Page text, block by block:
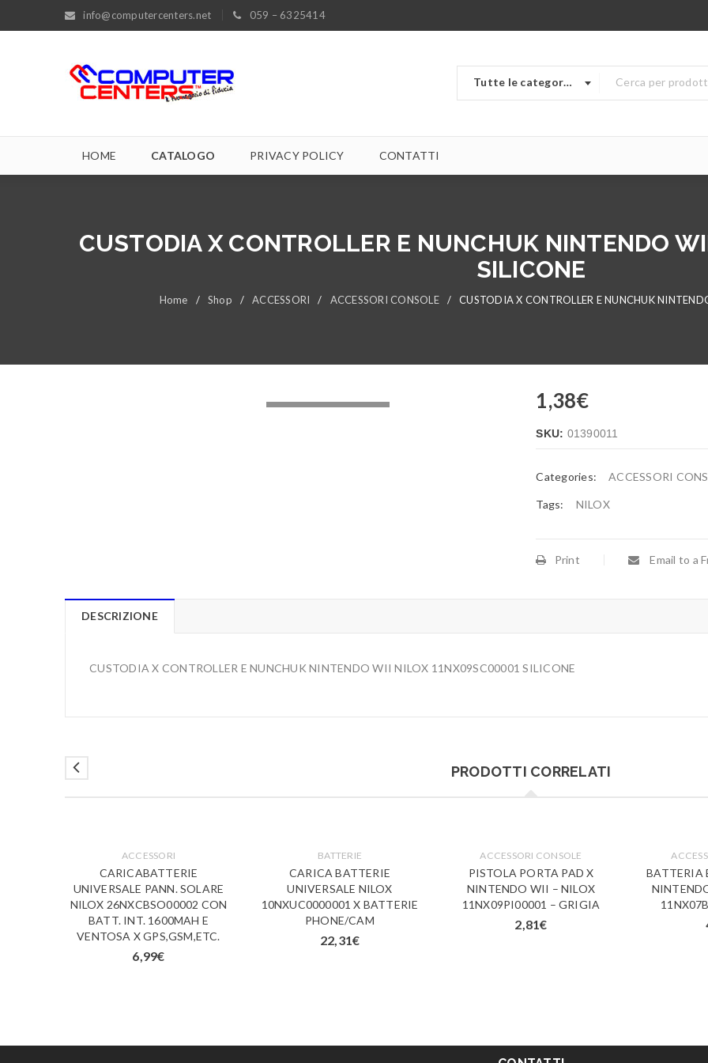
info@computercenters.net 059 – 6325414
Tutte le categorie
HOME CATALOGO PRIVACY POLICY CONTATTI
CUSTODIA X CONTROLLER E NUNCHUK NINTENDO
SILICONE
Home / Shop / ACCESSORI / ACCESSORI CONSOLE / CUSTODIA X CONTROLLER E NUNCHUK
1,38€
SKU: 01390011
Categories: ACCESSORI
Tags: NILOX
Print Email to a
DESCRIZIONE
CUSTODIA X CONTROLLER E NUNCHUK NINTENDO WII NILOX 11NX09SC00001 SILICONE
PRODOTTI CORRELATI
ACCESSORI
CARICABATTERIE
UNIVERSALE PANN. SOLARE
NILOX 26NXCBSO00002 CON
BATT. INT. 1600MAH E
VENTOSA X GPS,GSM,ETC.
6,99€
BATTERIE
CARICA BATTERIE
UNIVERSALE NILOX
10NXUC0000001 X BATTERIE
PHONE/CAM
22,31€
ACCESSORI CONSOLE
PISTOLA PORTA PAD X
NINTENDO WII – NILOX
11NX09PI00001 – GRIGIA
2,81€
BATTERIA